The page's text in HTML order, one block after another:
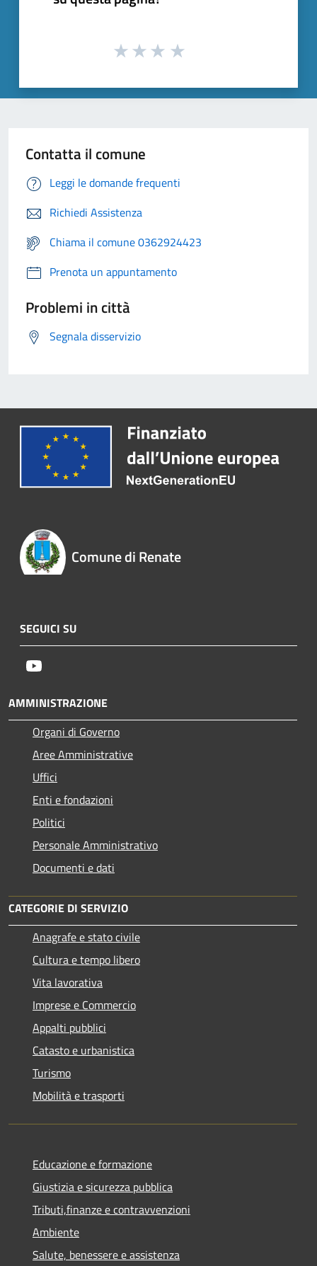
Contatta il comune
Leggi le domande frequenti
Richiedi Assistenza
Chiama il comune 0362924423
Prenota un appuntamento
Problemi in città
Segnala disservizio
Comune di Renate
SEGUICI SU
AMMINISTRAZIONE
Organi di Governo
Aree Amministrative
Uffici
Enti e fondazioni
Politici
Personale Amministrativo
Documenti e dati
CATEGORIE DI SERVIZIO
Anagrafe e stato civile
Cultura e tempo libero
Vita lavorativa
Imprese e Commercio
Appalti pubblici
Catasto e urbanistica
Turismo
Mobilità e trasporti
Educazione e formazione
Giustizia e sicurezza pubblica
Tributi,finanze e contravvenzioni
Ambiente
Salute, benessere e assistenza